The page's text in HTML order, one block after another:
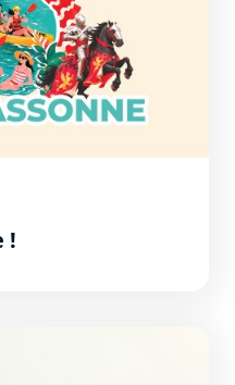
!
pour Carcassonne